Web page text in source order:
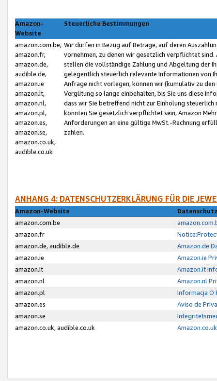
Amazon-
Website
Steuerliche Bestimmungen
amazon.com.be,
amazon.fr,
amazon.de,
audible.de,
amazon.ie
amazon.it,
amazon.nl,
amazon.pl,
amazon.es,
amazon.se,
amazon.co.uk,
audible.co.uk
Wir dürfen in Bezug auf Beträge, auf deren
vornehmen, zu denen wir gesetzlich verpflichtet
stellen die vollständige Zahlung und Abgeltung der
gelegentlich steuerlich relevante Informationen von
Anfrage nicht vorlegen, können wir (kumulativ zu
Vergütung so lange einbehalten, bis Sie uns diese
dass wir Sie betreffend nicht zur Einholung
könnten Sie gesetzlich verpflichtet sein, Amazon
Anforderungen an eine gültige MwSt.-Rechnung
zahlen.
ANHANG 4: DATENSCHUTZERKLÄRUNG FÜR DIE
Amazon-Website
amazon.com.be
amazon.fr
amazon.de, audible.de
Amazon.de
amazon.ie
Amazon.ie
amazon.it
Amazon.it
amazon.nl
Amazon.nl
amazon.pl
Informacja O
amazon.es
Aviso de
amazon.se
amazon.co.uk, audible.co.uk